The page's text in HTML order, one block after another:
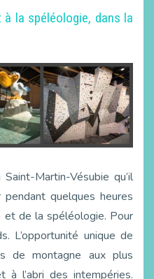
à la spéléologie, dans la
Martin-Vésubie qu’il
quelques heures
et de la spéléologie. Pour
L’opportunité unique de
de montagne aux plus
l’abri des intempéries.